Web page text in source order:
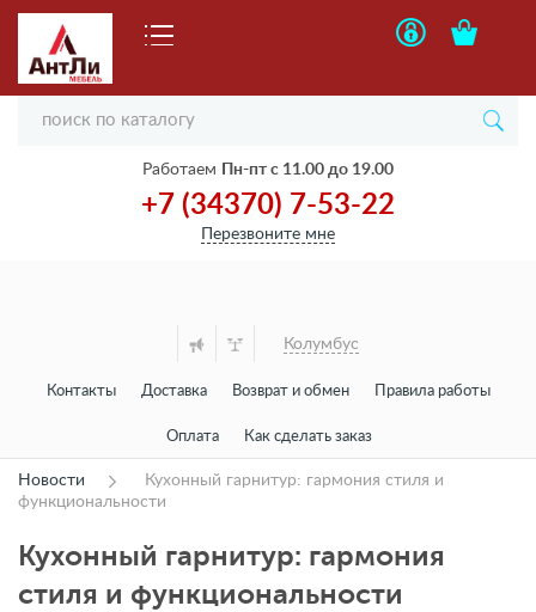
Работаем Пн-пт с 11.00 до 19.00
+7 (34370) 7-53-22
Перезвоните мне
Колумбус
Контакты Доставка Возврат и обмен Правила работы
Оплата Как сделать заказ
Новости
Кухонный гарнитур: гармония стиля и
функциональности
Кухонный гарнитур: гармония
стиля и функциональности